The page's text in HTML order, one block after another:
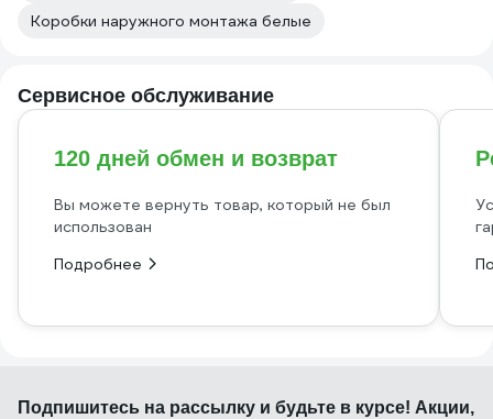
Коробки наружного монтажа белые
Сервисное обслуживание
120 дней обмен и возврат
Вы можете вернуть товар, который не был
использован
Подробнее
Подпишитесь на рассылку и будьте в курсе! Акции,